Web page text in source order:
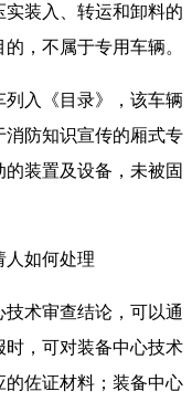
装入、转运和卸料的
，不属于专用车辆。
入《目录》，该车辆
防知识宣传的厢式专
装置及设备，未被固
人如何处理
术审查结论，可以通
，可对装备中心技术
佐证材料；装备中心